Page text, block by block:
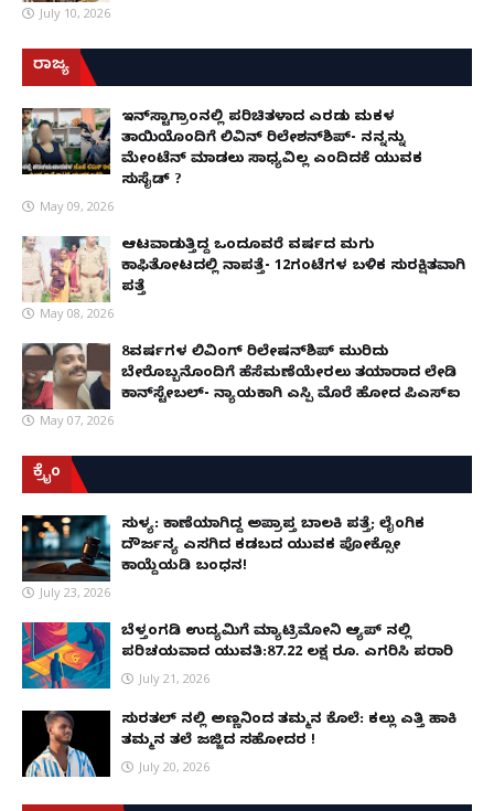
July 10, 2026
ರಾಜ್ಯ
ಇನ್​ಸ್ಟಾಗ್ರಾಂನಲ್ಲಿ ಪರಿಚಿತಳಾದ ಎರಡು ಮಕ್ಕಳ
ತಾಯಿಯೊಂದಿಗೆ ಲಿವಿನ್ ರಿಲೇಶನ್​ಶಿಪ್- ನನ್ನನ್ನು
ಮೇಂಟೆನ್ ಮಾಡಲು ಸಾಧ್ಯವಿಲ್ಲ ಎಂದಿದಕ್ಕೆ ಯುವಕ
ಸುಸೈಡ್ ?
May 09, 2026
ಆಟವಾಡುತ್ತಿದ್ದ ಒಂದೂವರೆ ವರ್ಷದ ಮಗು
ಕಾಫಿತೋಟದಲ್ಲಿ ನಾಪತ್ತೆ- 12ಗಂಟೆಗಳ ಬಳಿಕ ಸುರಕ್ಷಿತವಾಗಿ
ಪತ್ತೆ
May 08, 2026
8ವರ್ಷಗಳ ಲಿವಿಂಗ್‌ ರಿಲೇಷನ್‌ಶಿಪ್ ಮುರಿದು
ಬೇರೊಬ್ಬನೊಂದಿಗೆ ಹೆಸೆಮಣೆಯೇರಲು ತಯಾರಾದ ಲೇಡಿ
ಕಾನ್‌ಸ್ಟೇಬಲ್- ನ್ಯಾಯಕ್ಕಾಗಿ ಎಸ್ಪಿ ಮೊರೆ ಹೋದ ಪಿಎಸ್ಐ
May 07, 2026
ಕ್ರೈಂ
ಸುಳ್ಯ: ಕಾಣೆಯಾಗಿದ್ದ ಅಪ್ರಾಪ್ತ ಬಾಲಕಿ ಪತ್ತೆ; ಲೈಂಗಿಕ
ದೌರ್ಜನ್ಯ ಎಸಗಿದ ಕಡಬದ ಯುವಕ ಪೋಕ್ಸೋ
ಕಾಯ್ದೆಯಡಿ ಬಂಧನ!
July 23, 2026
ಬೆಳ್ತಂಗಡಿ ಉದ್ಯಮಿಗೆ ಮ್ಯಾಟ್ರಿಮೋನಿ ಆ್ಯಪ್ ನಲ್ಲಿ
ಪರಿಚಯವಾದ ಯುವತಿ:87.22 ಲಕ್ಷ ರೂ. ಎಗರಿಸಿ ಪರಾರಿ
July 21, 2026
ಸುರತ್ಕಲ್ ನಲ್ಲಿ ಅಣ್ಣನಿಂದ ತಮ್ಮನ ಕೊಲೆ: ಕಲ್ಲು ಎತ್ತಿ ಹಾಕಿ
ತಮ್ಮನ ತಲೆ ಜಜ್ಜಿದ ಸಹೋದರ !
July 20, 2026